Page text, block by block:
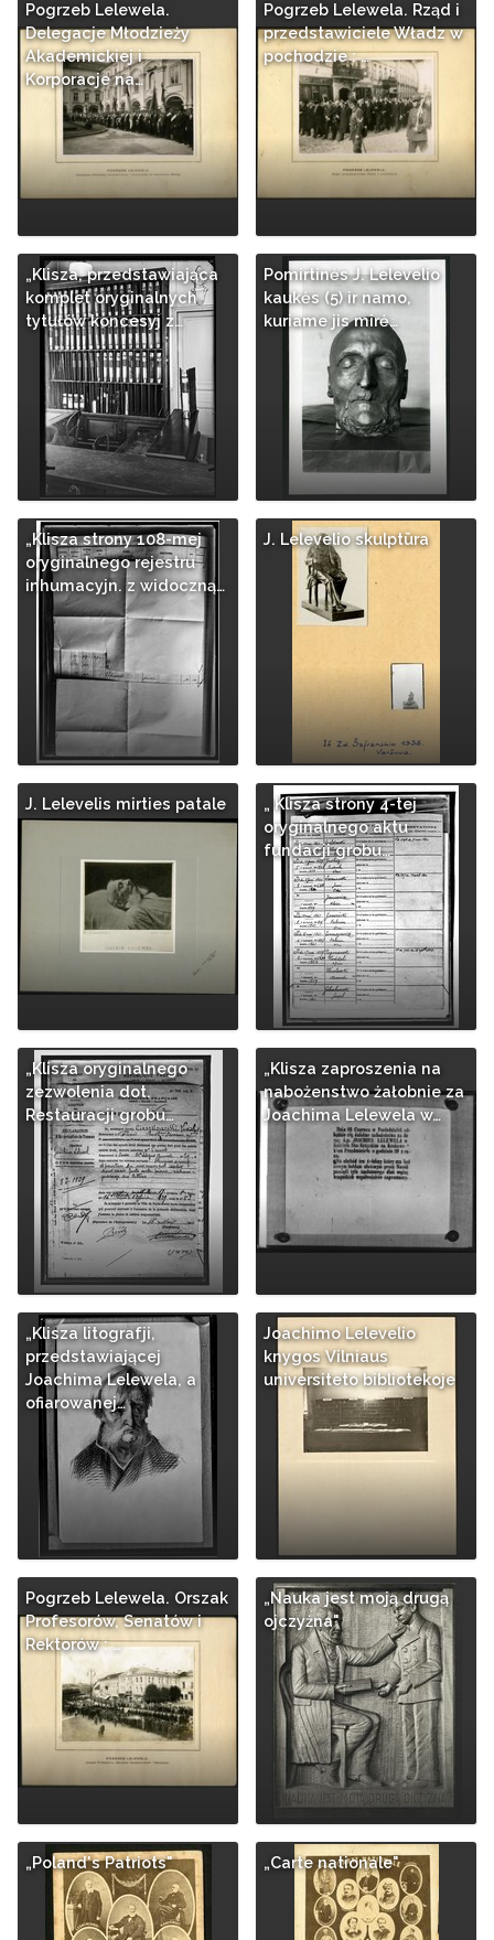
Pogrzeb Lelewela.
Delegacje Młodzieży
Akademickiej i
Korporacje na…
Pogrzeb Lelewela. Rząd i
przedstawiciele Władz w
pochodzie : …
„Klisza, przedstawiająca
komplet oryginalnych
tytułów koncesyj z…
Pomirtinės J. Lelevelio
kaukės (5) ir namo,
kuriame jis mirė…
„Klisza strony 108-mej
oryginalnego rejestru
inhumacyjn. z widoczną…
J. Lelevelio skulptūra
J. Lelevelis mirties patale
„ Klisza strony 4-tej
oryginalnego aktu
fundacji grobu…
„Klisza oryginalnego
zezwolenia dot.
Restauracji grobu…
„Klisza zaproszenia na
nabożenstwo żałobnie za
Joachima Lelewela w…
„Klisza litografji,
przedstawiającej
Joachima Lelewela, a
ofiarowanej…
Joachimo Lelevelio
knygos Vilniaus
universiteto bibliotekoje
Pogrzeb Lelewela. Orszak
Profesorów, Senatów i
Rektorów : …
„Nauka jest moją drugą
ojczyżna"
„Poland's Patriots" „Carte nationale"